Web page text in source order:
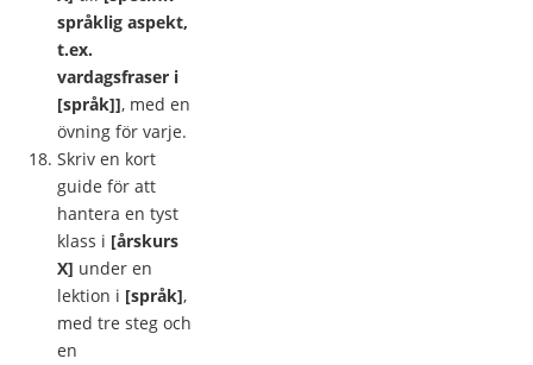
språklig aspekt,
t.ex.
vardagsfraser i
[språk]], med en
övning för varje.
Skriv en kort
guide för att
hantera en tyst
klass i [årskurs
X] under en
lektion i [språk],
med tre steg och
en